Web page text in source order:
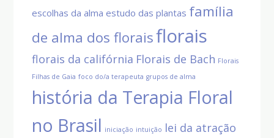
escolhas da alma estudo das plantas família
de alma dos floraisflorais
florais da califórnia Florais de Bach Florais
Filhas de Gaia foco do/a terapeuta grupos de alma
história da Terapia Floral
no Brasil iniciação intuição lei da atração